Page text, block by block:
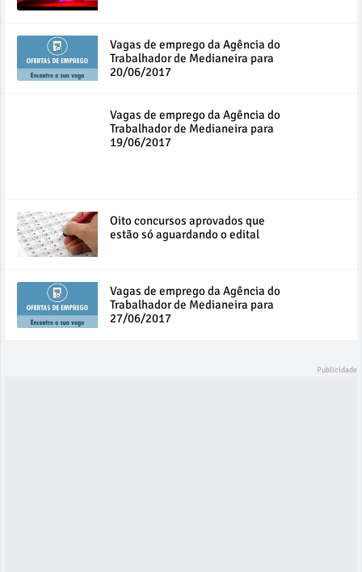
Vagas de emprego da Agência do
Trabalhador de Medianeira para
20/06/2017
Vagas de emprego da Agência do
Trabalhador de Medianeira para
19/06/2017
Oito concursos aprovados que
estão só aguardando o edital
Vagas de emprego da Agência do
Trabalhador de Medianeira para
27/06/2017